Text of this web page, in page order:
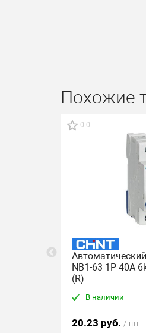
Похожие
0.0
NB1-63 1P 40A
(R)
В наличии
20.23 руб. / шт